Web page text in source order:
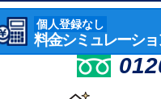
個人登録なし
料金シミュレーショ